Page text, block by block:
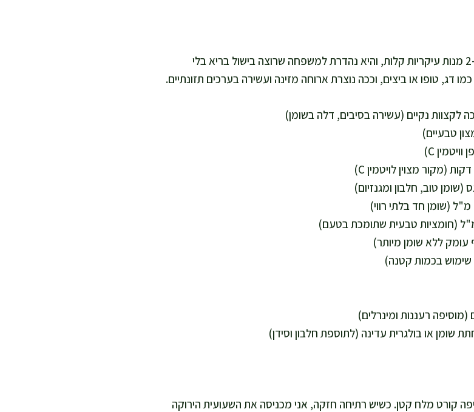
הכמות הזו מספיקה ל-4 מנות כתוספת או ל-2 מנות עיקריות קלות, והיא נהדרת למשפחה שרוצה בישול בריא בלי
דג, טופו או ביצים, וככה נוצרת ארוחה מזינה ועשירה בערכים תזונתיים.
קורט מלח קטן. כשיש רתיחה חזקה, אני מכניסה את השעועית הירוקה